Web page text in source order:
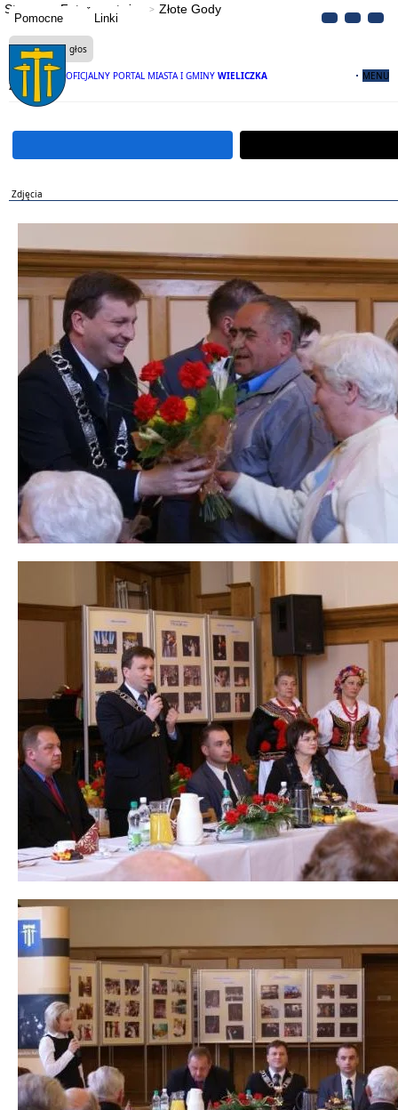
Pomocne Linki
OFICJALNY PORTAL MIASTA I GMINY WIELICZKA MENU
Strona Fotoreportaże Złote Gody
Czytaj na głos
Złote Gody
Zdjęcia